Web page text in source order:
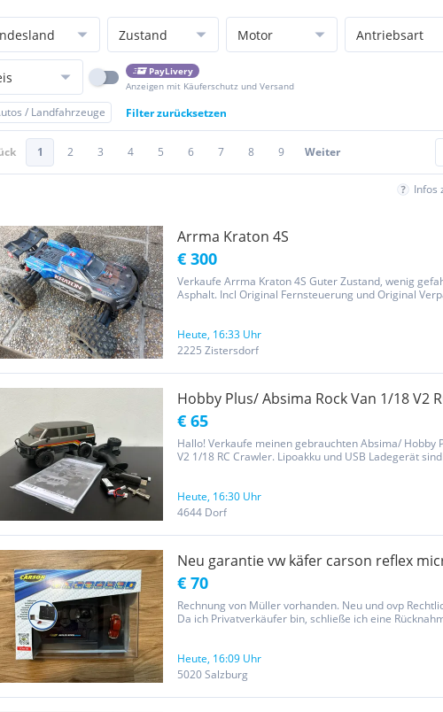
Zustand Motor Antriebsart
PayLivery
Anzeigen mit Käuferschutz und Versand
/ Landfahrzeuge Filter zurücksetzen
1 2 3 4 5 6 7 8 9 Weiter
Infos
Arrma Kraton 4S
€ 300
Verkaufe Arrma Kraton 4S Guter Zustand, wenig
Asphalt. Incl Original Fernsteuerung und Original
Heute, 16:33 Uhr
2225 Zistersdorf
Hobby Plus/ Absima Rock Van 1/18 V2
€ 65
Hallo! Verkaufe meinen gebrauchten Absima/ Hobby
V2 1/18 RC Crawler. Lipoakku und USB Ladegerät
Heute, 16:30 Uhr
4644 Dorf
Neu garantie vw käfer carson reflex
€ 70
Rechnung von Müller vorhanden. Neu und ovp
Da ich Privatverkäufer bin, schließe ich eine
Heute, 16:09 Uhr
5020 Salzburg